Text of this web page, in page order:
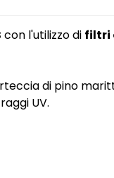
con l'utilizzo di filtri
di pino
UV.